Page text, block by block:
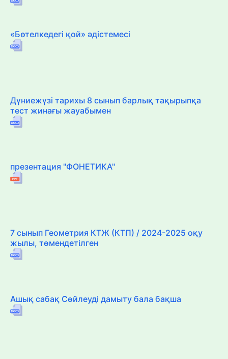
«Бөтелкедегі қой» әдістемесі
Дүниежүзі тарихы 8 сынып барлық тақырыпқа
тест жинағы жауабымен
презентация "ФОНЕТИКА"
7 сынып Геометрия КТЖ (КТП) / 2024-2025 оқу
жылы, төмендетілген
Ашық сабақ Сөйлеуді дамыту бала бақша